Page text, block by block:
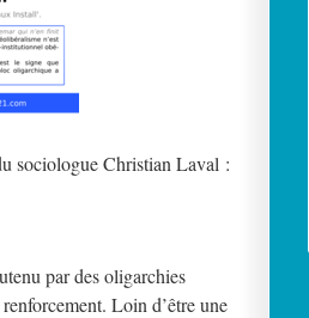
sociologue Christian Laval :
par des oligarchies
Loin d’être une